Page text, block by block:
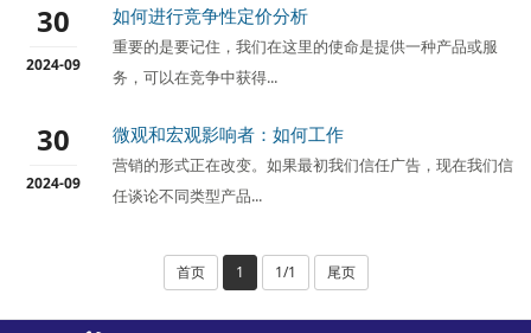
30
2024-09
如何进行竞争性定价分析
重要的是要记住，我们在这里的使命是提供一种产品或服
务，可以在竞争中获得...
30
2024-09
微观和宏观影响者：如何工作
营销的形式正在改变。如果最初我们信任广告，现在我们信
任谈论不同类型产品...
首页 1 1/1 尾页